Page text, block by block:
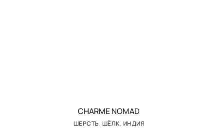
CHARME NOMAD
ШЕРСТЬ, ШЁЛК, ИНДИЯ